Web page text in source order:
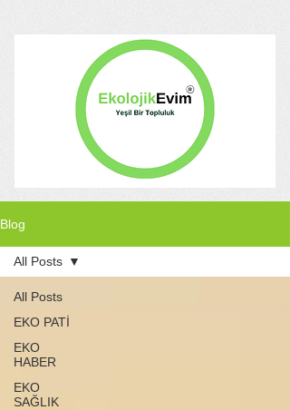
Blog
All Posts
EKO PATİ
EKO
HABER
EKO
SAĞLIK
All Posts